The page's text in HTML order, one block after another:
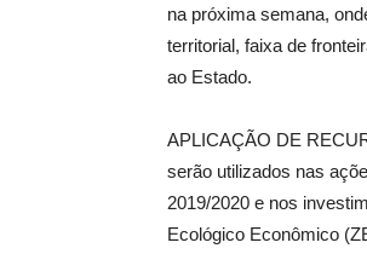
na próxima semana,
territorial, faixa de
ao Estado.
APLICAÇÃO DE
serão utilizados nas
2019/2020 e nos
Ecológico Econômico